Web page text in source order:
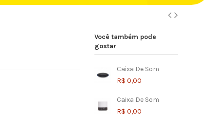
Você também pode
gostar
Caixa De Som
R$ 0,00
Caixa De Som
R$ 0,00